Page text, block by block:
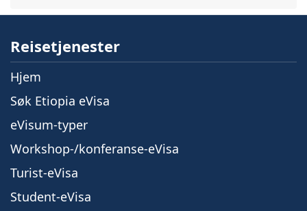
Reisetjenester
Hjem
Søk Etiopia eVisa
eVisum-typer
Workshop-/konferanse-eVisa
Turist-eVisa
Student-eVisa